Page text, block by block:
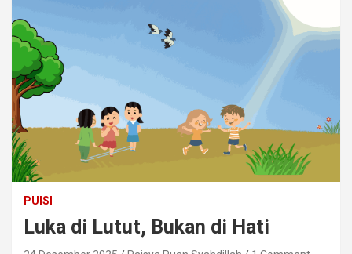
PUISI
Luka di Lutut, Bukan di Hati